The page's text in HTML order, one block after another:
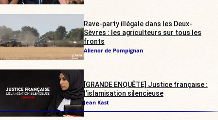
Rave-party illégale dans les Deux-
Sèvres : les agriculteurs sur tous les
fronts
Alienor de Pompignan
[GRANDE ENQUÊTE] Justice française :
l’islamisation silencieuse
Jean Kast